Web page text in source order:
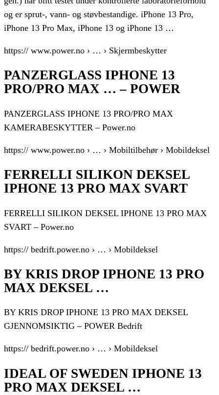
og er sprut-, vann- og støvbestandige. iPhone 13 Pro,
iPhone 13 Pro Max, iPhone 13 og iPhone 13 …
https:// www.power.no › … › Skjermbeskytter
PANZERGLASS IPHONE 13
PRO/PRO MAX … – POWER
PANZERGLASS IPHONE 13 PRO/PRO MAX
KAMERABESKYTTER – Power.no
https:// www.power.no › … › Mobiltilbehør › Mobildeksel
FERRELLI SILIKON DEKSEL
IPHONE 13 PRO MAX SVART
FERRELLI SILIKON DEKSEL IPHONE 13 PRO MAX
SVART – Power.no
https:// bedrift.power.no › … › Mobildeksel
BY KRIS DROP IPHONE 13 PRO
MAX DEKSEL …
BY KRIS DROP IPHONE 13 PRO MAX DEKSEL
GJENNOMSIKTIG – POWER Bedrift
https:// bedrift.power.no › … › Mobildeksel
IDEAL OF SWEDEN IPHONE 13
PRO MAX DEKSEL …